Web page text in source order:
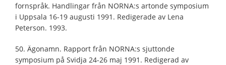
fornspråk. Handlingar från NORNA:s artonde symposium
i Uppsala 16-19 augusti 1991. Redigerade av Lena
Peterson. 1993.
50. Ägonamn. Rapport från NORNA:s sjuttonde
symposium på Svidja 24-26 maj 1991. Redigerad av